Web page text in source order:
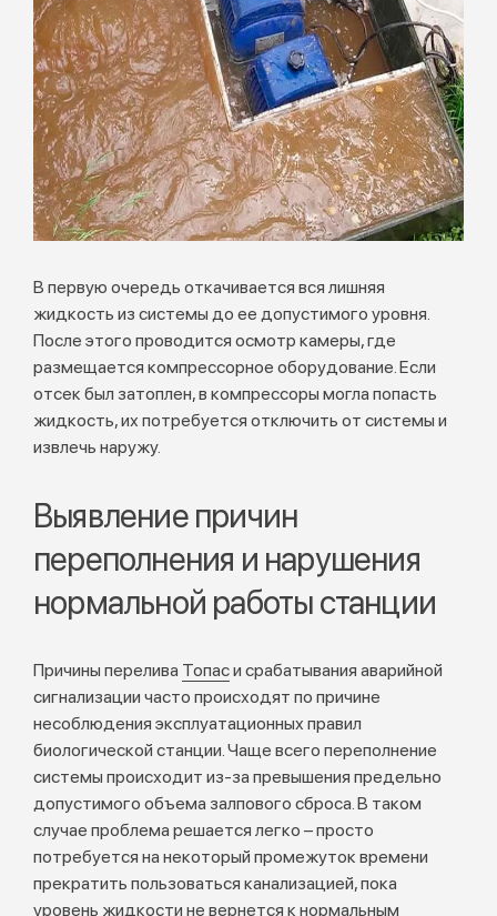
В первую очередь откачивается вся лишняя
жидкость из системы до ее допустимого уровня.
После этого проводится осмотр камеры, где
размещается компрессорное оборудование. Если
отсек был затоплен, в компрессоры могла попасть
жидкость, их потребуется отключить от системы и
извлечь наружу.
Выявление причин
переполнения и нарушения
нормальной работы станции
Причины перелива Топаси срабатывания аварийной
сигнализации часто происходят по причине
несоблюдения эксплуатационных правил
биологической станции. Чаще всего переполнение
системы происходит из-за превышения предельно
допустимого объема залпового сброса. В таком
случае проблема решается легко – просто
потребуется на некоторый промежуток времени
прекратить пользоваться канализацией, пока
уровень жидкости не вернется к нормальным